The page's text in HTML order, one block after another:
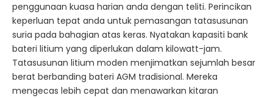
penggunaan kuasa harian anda dengan teliti. Perincikan
keperluan tepat anda untuk pemasangan tatasusunan
suria pada bahagian atas keras. Nyatakan kapasiti bank
bateri litium yang diperlukan dalam kilowatt-jam.
Tatasusunan litium moden menjimatkan sejumlah besar
berat berbanding bateri AGM tradisional. Mereka
mengecas lebih cepat dan menawarkan kitaran